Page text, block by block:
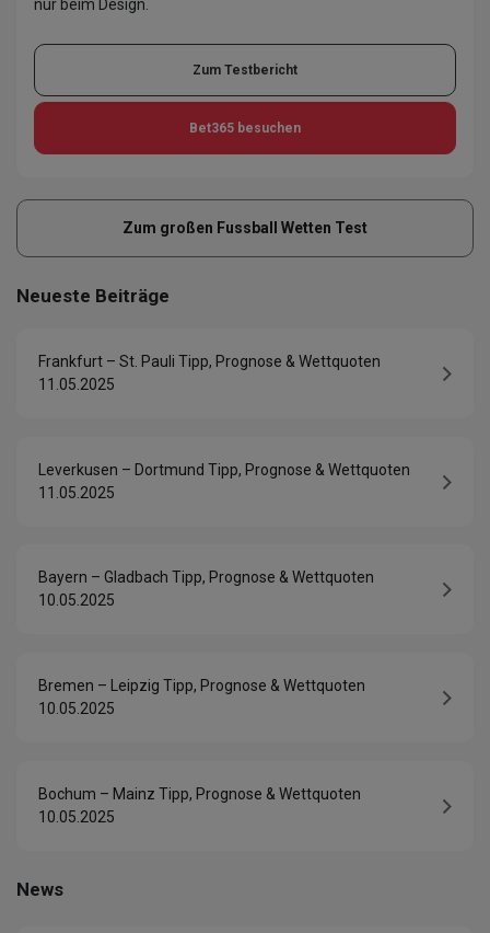
nur beim Design.
Zum Testbericht
Bet365 besuchen
Zum großen Fussball Wetten Test
Neueste Beiträge
Frankfurt – St. Pauli Tipp, Prognose & Wettquoten
11.05.2025
Leverkusen – Dortmund Tipp, Prognose & Wettquoten
11.05.2025
Bayern – Gladbach Tipp, Prognose & Wettquoten
10.05.2025
Bremen – Leipzig Tipp, Prognose & Wettquoten
10.05.2025
Bochum – Mainz Tipp, Prognose & Wettquoten
10.05.2025
News